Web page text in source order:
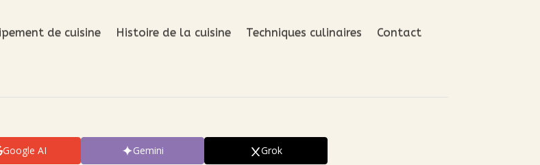
de cuisine Histoire de la cuisine Techniques culinaires Contact
Google AI Gemini Grok